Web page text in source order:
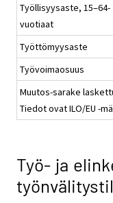
Työllisyysaste, 15–64-
vuotiaat
Työttömyysaste
Työvoimaosuus
Muutos-sarake
Tiedot ovat ILO/EU -
Työ- ja